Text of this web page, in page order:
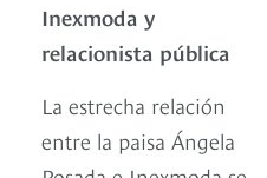
Inexmoda y
relacionista pública
La estrecha relación
entre la paisa Ángela